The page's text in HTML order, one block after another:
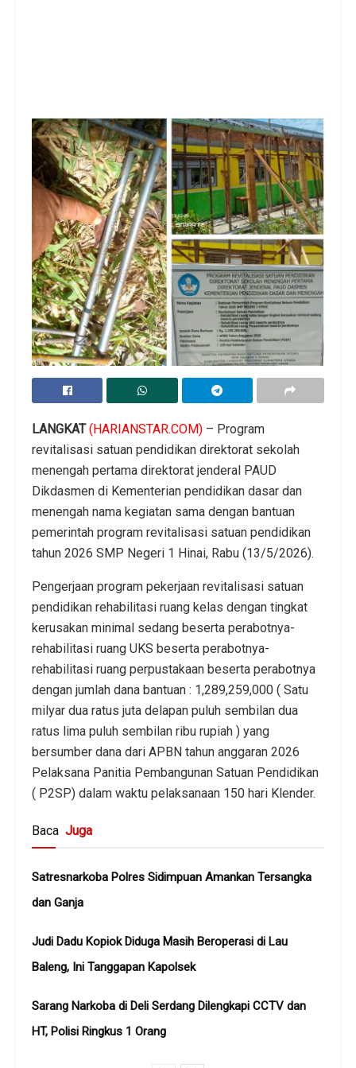
LANGKAT(HARIANSTAR.COM) – Program
revitalisasi satuan pendidikan direktorat sekolah
menengah pertama direktorat jenderal PAUD
Dikdasmen di Kementerian pendidikan dasar dan
menengah nama kegiatan sama dengan bantuan
pemerintah program revitalisasi satuan pendidikan
tahun 2026 SMP Negeri 1 Hinai, Rabu (13/5/2026).
Pengerjaan program pekerjaan revitalisasi satuan
pendidikan rehabilitasi ruang kelas dengan tingkat
kerusakan minimal sedang beserta perabotnya-
rehabilitasi ruang UKS beserta perabotnya-
rehabilitasi ruang perpustakaan beserta perabotnya
dengan jumlah dana bantuan : 1,289,259,000 ( Satu
milyar dua ratus juta delapan puluh sembilan dua
ratus lima puluh sembilan ribu rupiah ) yang
bersumber dana dari APBN tahun anggaran 2026
Pelaksana Panitia Pembangunan Satuan Pendidikan
( P2SP) dalam waktu pelaksanaan 150 hari Klender.
Baca Juga
Satresnarkoba Polres Sidimpuan Amankan Tersangka
dan Ganja
Judi Dadu Kopiok Diduga Masih Beroperasi di Lau
Baleng, Ini Tanggapan Kapolsek
Sarang Narkoba di Deli Serdang Dilengkapi CCTV dan
HT, Polisi Ringkus 1 Orang